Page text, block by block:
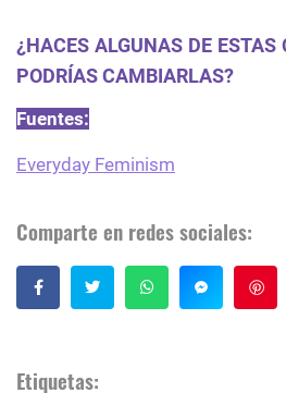
¿HACES ALGUNAS DE ESTAS
PODRÍAS CAMBIARLAS?
Fuentes:
Everyday Feminism
Comparte en redes sociales:
Etiquetas: